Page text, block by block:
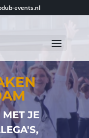
events.nl
JE